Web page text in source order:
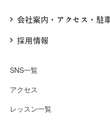
会社案内・アクセス・駐
採用情報
SNS一覧
アクセス
レッスン一覧